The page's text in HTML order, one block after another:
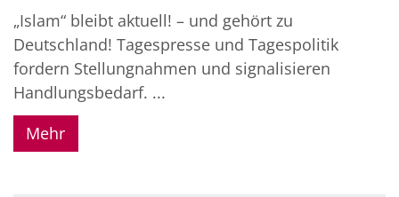
„Islam“ bleibt aktuell! – und gehört zu
Deutschland! Tagespresse und Tagespolitik
fordern Stellungnahmen und signalisieren
Handlungsbedarf. ...
Mehr